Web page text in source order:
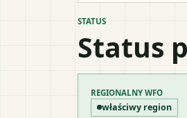
STATUS
Status
REGIONALNY WFO
właściwy region